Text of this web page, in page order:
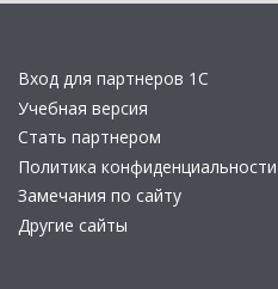
Вход для партнеров 1С
Учебная версия
Стать партнером
Политика конфиденциальности
Замечания по сайту
Другие сайты